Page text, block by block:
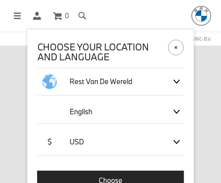
0
DEZE WEBSHOP WORDT BEHEERD DOOR STICHD SPORTMERCHANDISING B.V.
CHOOSE YOUR LOCATION
AND LANGUAGE
Rest Van De Wereld
English
$ USD
Choose